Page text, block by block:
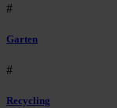
#
Garten
#
Recycling